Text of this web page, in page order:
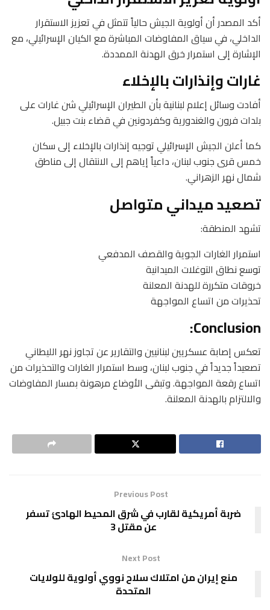
أكد المصدر أن أولوية الجيش حالياً تتمثل في تعزيز الاستقرار
الداخلي، في سياق المفاوضات المباشرة مع الكيان الإسرائيلي، مع
الإشارة إلى استمرار خرق الهدنة الممددة.
غارات وإنذارات بالإخلاء
أفادت وسائل إعلام لبنانية بأن الطيران الإسرائيلي شن غارات على
بلدات فرون والغندورية وكفردونين في قضاء بنت جبيل.
كما أعلن الجيش الإسرائيلي توجيه إنذارات بالإخلاء إلى سكان
خمس قرى جنوب لبنان، داعياً إياهم إلى الانتقال إلى مناطق
شمال نهر الزهراني.
تصعيد ميداني متواصل
تشهد المنطقة:
استمرار الغارات الجوية والقصف المدفعي
توسع نطاق التوغلات الميدانية
خروقات متكررة للهدنة المعلنة
تحذيرات من اتساع المواجهة
Conclusion:
تعكس إصابة عسكريين لبنانيين والتقارير عن تجاوز نهر الليطاني
تصعيداً جديداً في جنوب لبنان، وسط استمرار الغارات والتحذيرات من
اتساع رقعة المواجهة. وتبقى الأوضاع مرهونة بمسار المفاوضات
والالتزام بالهدنة المعلنة.
Previous Post
ضربة أمريكية لقارب في شرق المحيط الهادئ تسفر
عن مقتل 3
Next Post
منع إيران من امتلاك سلاح نووي أولوية للولايات
المتحدة